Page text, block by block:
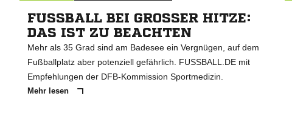
FUSSBALL BEI GROSSER HITZE: DA
S IST ZU BEACHTEN
Mehr als 35 Grad sind am Badesee ein Vergnügen, auf dem
Fußballplatz aber potenziell gefährlich. FUSSBALL.DE mit
Empfehlungen der DFB-Kommission Sportmedizin.
Mehr lesen